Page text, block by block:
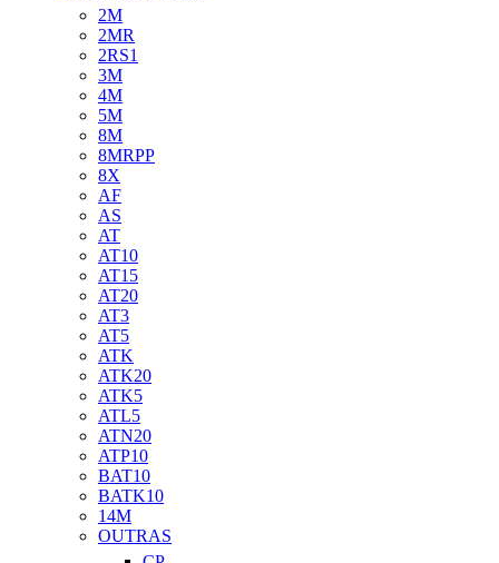
2M
2MR
2RS1
3M
4M
5M
8M
8MRPP
8X
AF
AS
AT
AT10
AT15
AT20
AT3
AT5
ATK
ATK20
ATK5
ATL5
ATN20
ATP10
BAT10
BATK10
14M
OUTRAS